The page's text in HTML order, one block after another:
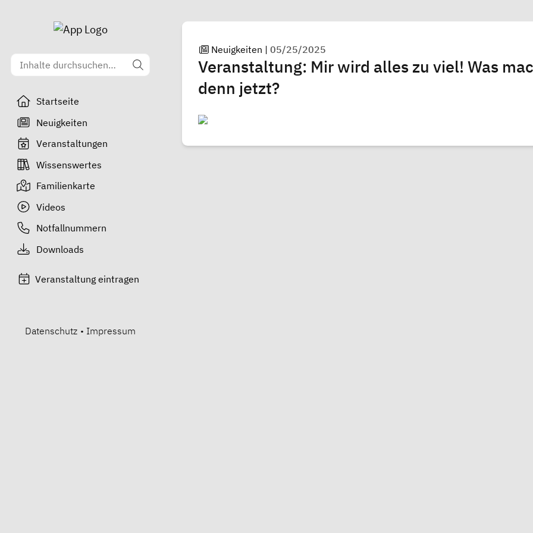
Startseite
Neuigkeiten
Veranstaltungen
Wissenswertes
Familienkarte
Videos
Notfallnummern
Downloads
Veranstaltung eintragen
Datenschutz • Impressum
Neuigkeiten |05/25/2025
Veranstaltung: Mir wird alles zu viel! Was
denn jetzt?